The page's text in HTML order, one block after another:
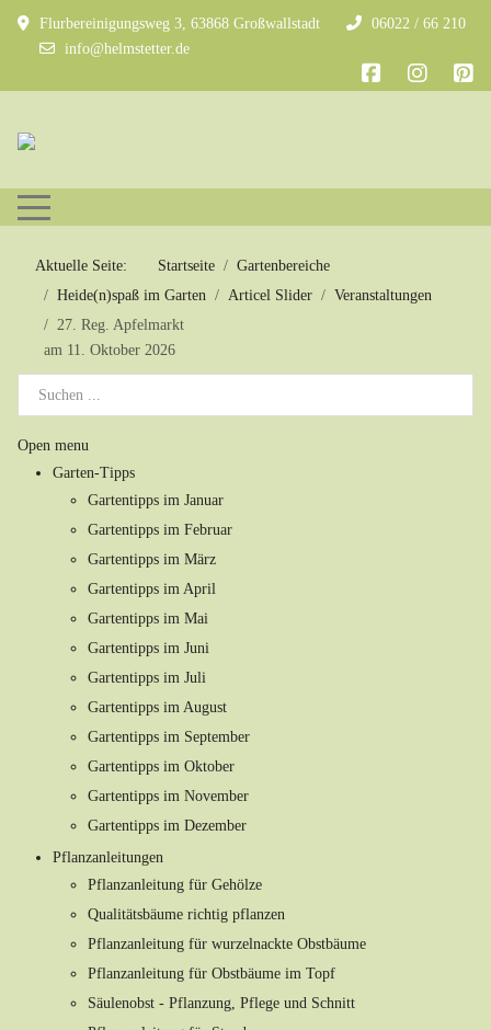
Flurbereinigungsweg 3, 63868 Großwallstadt
06022 / 66 210
info@helmstetter.de
Mobile Menu Toggle
Aktuelle Seite: Startseite
Gartenbereiche
Heide(n)spaß im Garten
Articel Slider
Veranstaltungen
27. Reg. Apfelmarkt
am 11. Oktober 2026
Open menu
Garten-Tipps
Gartentipps im Januar
Gartentipps im Februar
Gartentipps im März
Gartentipps im April
Gartentipps im Mai
Gartentipps im Juni
Gartentipps im Juli
Gartentipps im August
Gartentipps im September
Gartentipps im Oktober
Gartentipps im November
Gartentipps im Dezember
Pflanzanleitungen
Pflanzanleitung für Gehölze
Qualitätsbäume richtig pflanzen
Pflanzanleitung für wurzelnackte Obstbäume
Pflanzanleitung für Obstbäume im Topf
Säulenobst - Pflanzung, Pflege und Schnitt